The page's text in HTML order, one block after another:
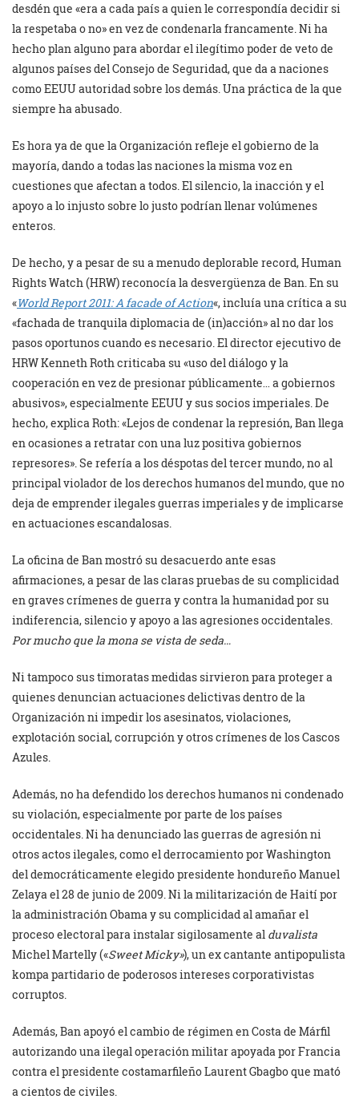
desdén que «era a cada país a quien le correspondía decidir si
la respetaba o no» en vez de condenarla francamente. Ni ha
hecho plan alguno para abordar el ilegítimo poder de veto de
algunos países del Consejo de Seguridad, que da a naciones
como EEUU autoridad sobre los demás. Una práctica de la que
siempre ha abusado.
Es hora ya de que la Organización refleje el gobierno de la
mayoría, dando a todas las naciones la misma voz en
cuestiones que afectan a todos. El silencio, la inacción y el
apoyo a lo injusto sobre lo justo podrían llenar volúmenes
enteros.
De hecho, y a pesar de su a menudo deplorable record, Human
Rights Watch (HRW) reconocía la desvergüenza de Ban. En su
«World Report 2011: A facade of Action«, incluía una crítica a su
«fachada de tranquila diplomacia de (in)acción» al no dar los
pasos oportunos cuando es necesario. El director ejecutivo de
HRW Kenneth Roth criticaba su «uso del diálogo y la
cooperación en vez de presionar públicamente… a gobiernos
abusivos», especialmente EEUU y sus socios imperiales. De
hecho, explica Roth: «Lejos de condenar la represión, Ban llega
en ocasiones a retratar con una luz positiva gobiernos
represores». Se refería a los déspotas del tercer mundo, no al
principal violador de los derechos humanos del mundo, que no
deja de emprender ilegales guerras imperiales y de implicarse
en actuaciones escandalosas.
La oficina de Ban mostró su desacuerdo ante esas
afirmaciones, a pesar de las claras pruebas de su complicidad
en graves crímenes de guerra y contra la humanidad por su
indiferencia, silencio y apoyo a las agresiones occidentales.
Por mucho que la mona se vista de seda…
Ni tampoco sus timoratas medidas sirvieron para proteger a
quienes denuncian actuaciones delictivas dentro de la
Organización ni impedir los asesinatos, violaciones,
explotación social, corrupción y otros crímenes de los Cascos
Azules.
Además, no ha defendido los derechos humanos ni condenado
su violación, especialmente por parte de los países
occidentales. Ni ha denunciado las guerras de agresión ni
otros actos ilegales, como el derrocamiento por Washington
del democráticamente elegido presidente hondureño Manuel
Zelaya el 28 de junio de 2009. Ni la militarización de Haití por
la administración Obama y su complicidad al amañar el
proceso electoral para instalar sigilosamente al duvalista
Michel Martelly («Sweet Micky»), un ex cantante antipopulista
kompa partidario de poderosos intereses corporativistas
corruptos.
Además, Ban apoyó el cambio de régimen en Costa de Márfil
autorizando una ilegal operación militar apoyada por Francia
contra el presidente costamarfileño Laurent Gbagbo que mató
a cientos de civiles.